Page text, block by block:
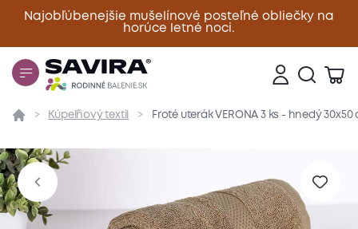
Najobľúbenejšie mušelínové posteľné obliečky na
horúce letné noci.
Zavrieť
Prehľad Parametre Popis produktu
Kúpeľňový textil Froté uterák VERONA 3 ks - hnedý 30x50